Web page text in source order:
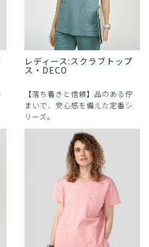
レディース:スクラブトップ
ス・DECO
【落ち着きと信頼】品のある佇
まいで、安心感を備えた定番シ
リーズ。